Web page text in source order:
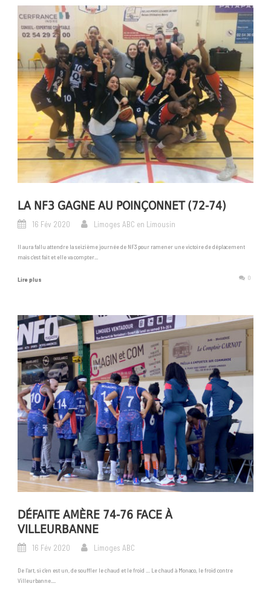
LA NF3 GAGNE AU POINÇONNET (72-74)
16 Fév 2020 Limoges ABC en Limousin
Il aura fallu attendre la seizième journée de NF3 pour ramener une victoire de déplacement
mais c’est fait et elle va compter...
Lire plus 0
DÉFAITE AMÈRE 74-76 FACE À
VILLEURBANNE
16 Fév 2020 Limoges ABC
De l’art, si c’en est un, de souffler le chaud et le froid … Le chaud à Monaco, le froid contre
Villeurbanne....